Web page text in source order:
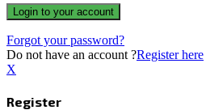
Forgot your password?
Do not have an account ?Register here
X
Register